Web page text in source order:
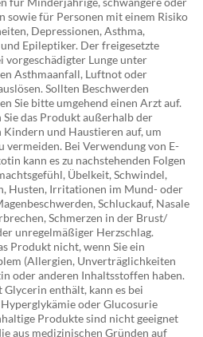
sowie für Personen mit einem Risiko
Depressionen, Asthma,
Epileptiker. Der freigesetzte
vorgeschädigter Lunge unter
Asthmaanfall, Luftnot oder
Sollten Beschwerden
Sie bitte umgehend einen Arzt auf.
das Produkt außerhalb der
Kindern und Haustieren auf, um
vermeiden. Bei Verwendung von E-
kann es zu nachstehenden Folgen
Übelkeit, Schwindel,
Husten, Irritationen im Mund- oder
Schluckauf, Nasale
Schmerzen in der Brust/
unregelmäßiger Herzschlag.
Produkt nicht, wenn Sie ein
(Allergien, Unverträglichkeiten
oder anderen Inhaltsstoffen haben.
Glycerin enthält, kann es bei
oder Glucosurie
Produkte sind nicht geeignet
aus medizinischen Gründen auf